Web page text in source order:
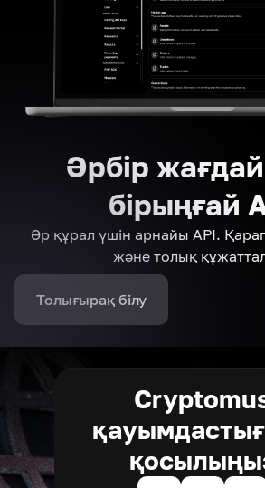
Әрбір
бірыңғай
Әр құрал үшін арнайы API.
және толық
Толығырақ білу